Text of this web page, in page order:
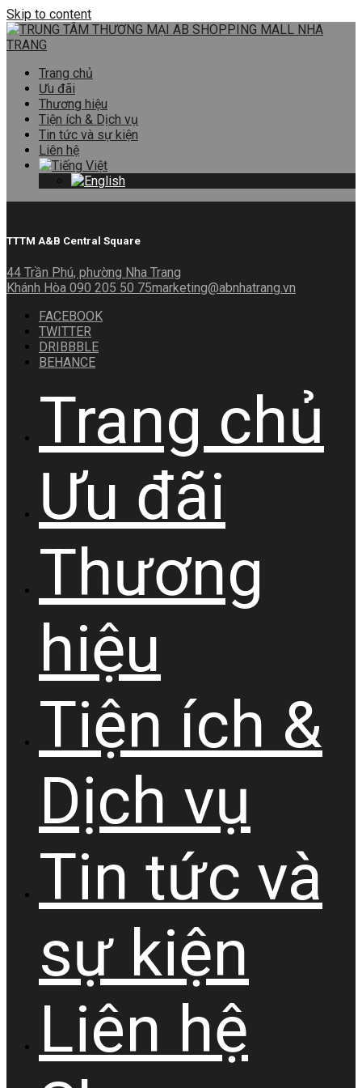
Skip to content
Trang chủ
Ưu đãi
Thương hiệu
Tiện ích & Dịch vụ
Tin tức và sự kiện
Liên hệ
TTTM A&B Central Square
44 Trần Phú, phường Nha Trang
Khánh Hòa 090 205 50 75marketing@abnhatrang.vn
FACEBOOK
TWITTER
DRIBBBLE
BEHANCE
Trang chủ
Ưu đãi
Thương
hiệu
Tiện ích &
Dịch vụ
Tin tức và
sự kiện
Liên hệ